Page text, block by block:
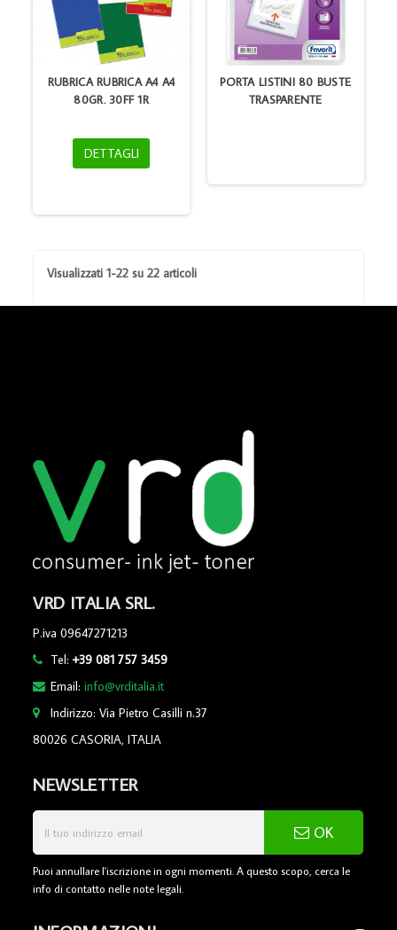
RUBRICA RUBRICA A4 A4
80GR. 30FF 1R
DETTAGLI
PORTA LISTINI 80 BUSTE
TRASPARENTE
Visualizzati 1-22 su 22 articoli
VRD ITALIA SRL.
P.iva 09647271213
Tel:+39 081 757 3459
Email:info@vrditalia.it
Indirizzo: Via Pietro Casilli n.37
80026 CASORIA, ITALIA
NEWSLETTER
OK
Puoi annullare l'iscrizione in ogni momenti. A questo scopo, cerca le
info di contatto nelle note legali.